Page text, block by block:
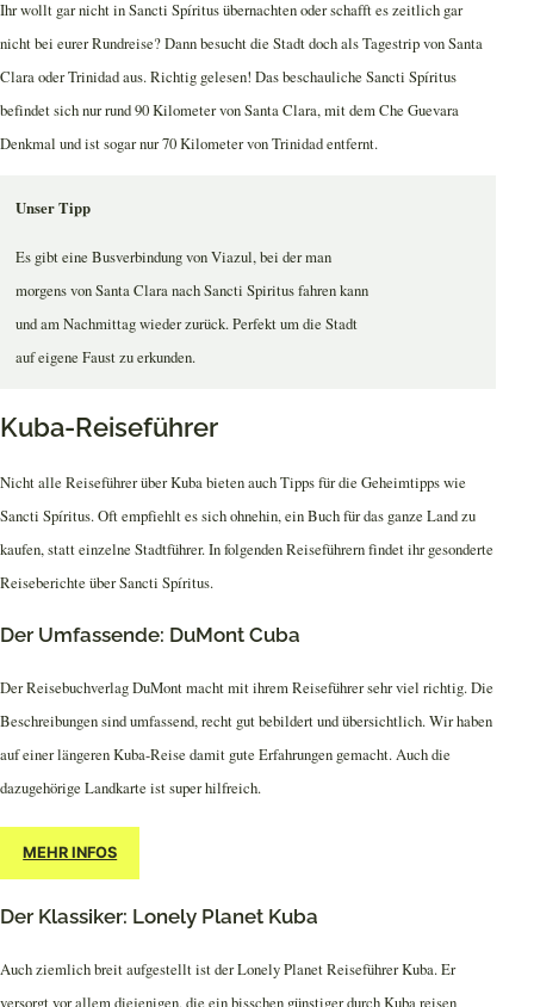
Ihr wollt gar nicht in Sancti Spíritus übernachten oder schafft es zeitlich gar
nicht bei eurer Rundreise? Dann besucht die Stadt doch als Tagestrip von Santa
Clara oder Trinidad aus. Richtig gelesen! Das beschauliche Sancti Spíritus
befindet sich nur rund 90 Kilometer von Santa Clara, mit dem Che Guevara
Denkmal und ist sogar nur 70 Kilometer von Trinidad entfernt.
Unser Tipp
Es gibt eine Busverbindung von Viazul, bei der man
morgens von Santa Clara nach Sancti Spiritus fahren kann
und am Nachmittag wieder zurück. Perfekt um die Stadt
auf eigene Faust zu erkunden.
Kuba-Reiseführer
Nicht alle Reiseführer über Kuba bieten auch Tipps für die Geheimtipps wie
Sancti Spíritus. Oft empfiehlt es sich ohnehin, ein Buch für das ganze Land zu
kaufen, statt einzelne Stadtführer. In folgenden Reiseführern findet ihr gesonderte
Reiseberichte über Sancti Spíritus.
Der Umfassende: DuMont Cuba
Der Reisebuchverlag DuMont macht mit ihrem Reiseführer sehr viel richtig. Die
Beschreibungen sind umfassend, recht gut bebildert und übersichtlich. Wir haben
auf einer längeren Kuba-Reise damit gute Erfahrungen gemacht. Auch die
dazugehörige Landkarte ist super hilfreich.
MEHR INFOS
Der Klassiker: Lonely Planet Kuba
Auch ziemlich breit aufgestellt ist der Lonely Planet Reiseführer Kuba. Er
versorgt vor allem diejenigen, die ein bisschen günstiger durch Kuba reisen